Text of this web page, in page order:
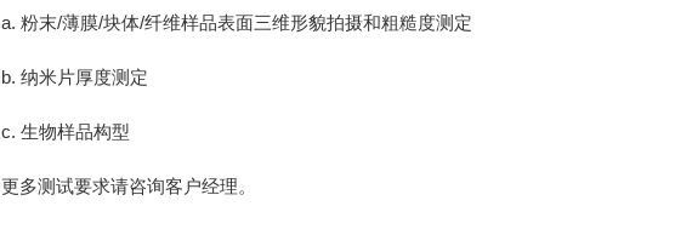
a. 粉末/薄膜/块体/纤维样品表面三维形貌拍摄和粗糙度测定
b. 纳米片厚度测定
c. 生物样品构型
更多测试要求请咨询客户经理。